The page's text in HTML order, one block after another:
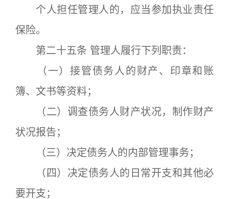
个人担任管理人的，应当参加执业责任
保险。
第二十五条 管理人履行下列职责：
（一）接管债务人的财产、印章和账
簿、文书等资料；
（二）调查债务人财产状况，制作财产
状况报告；
（三）决定债务人的内部管理事务；
（四）决定债务人的日常开支和其他必
要开支；